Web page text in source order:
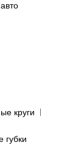
круги
губки